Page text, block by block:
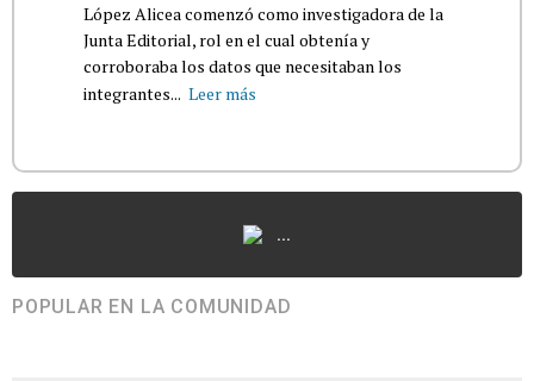
López Alicea comenzó como investigadora de la
Junta Editorial, rol en el cual obtenía y
corroboraba los datos que necesitaban los
integrantes... Leer más
...
POPULAR EN LA COMUNIDAD